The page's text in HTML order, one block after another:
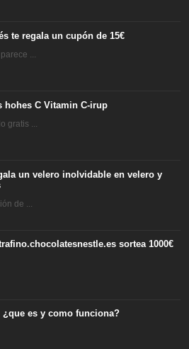
te regala un cupón de 15€
...
hohes C Vitamin C-irup
gratis ...
un velero inolvidable en velero y
de ...
sortea 1000€
¿que es y como funciona?